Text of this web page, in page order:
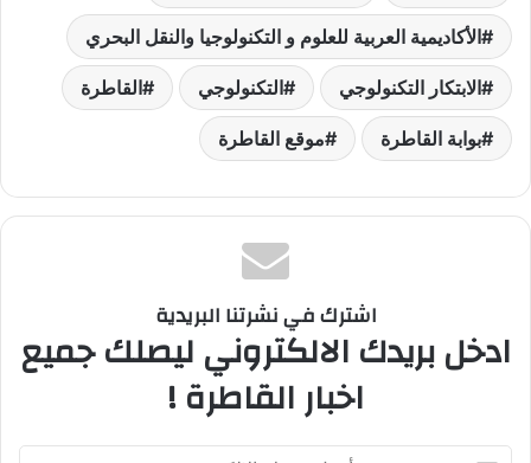
الأكاديمية العربية للعلوم و التكنولوجيا والنقل البحري
الابتكار التكنولوجي التكنولوجي القاطرة
بوابة القاطرة موقع القاطرة
اشترك في نشرتنا البريدية
ادخل بريدك الالكتروني ليصلك جميع
اخبار القاطرة !